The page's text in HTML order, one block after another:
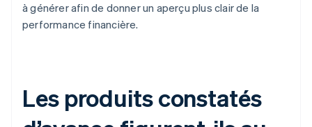
à générer afin de donner un aperçu plus clair de la
performance financière.
Les produits constatés